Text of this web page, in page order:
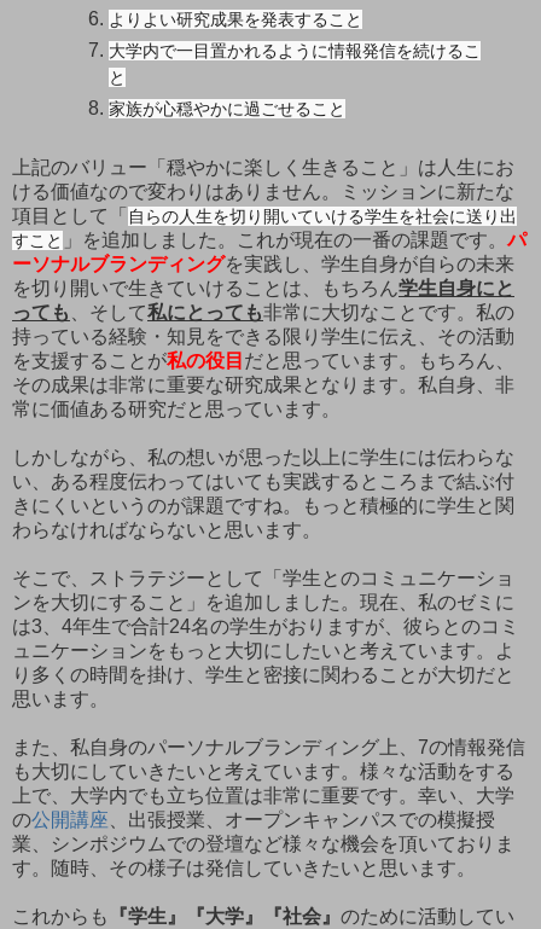
よりよい研究成果を発表すること
大学内で一目置かれるように情報発信を続けるこ
と
家族が心穏やかに過ごせること
上記のバリュー「穏やかに楽しく生きること」は人生にお
ける価値なので変わりはありません。ミッションに新たな
項目として「 自らの人生を切り開いていける学生を社会に送り出
すこと 」を追加しました。これが現在の一番の課題です。 パ
ーソナルブランディングを実践し、学生自身が自らの未来
を切り開いで生きていけることは、もちろん学生自身にと
っても
、そして私にとっても非常に大切なことです。私の
持っている経験・知見をできる限り学生に伝え、その活動
を支援することが私の役目 だと思っています。もちろん、
その成果は非常に重要な研究成果となります。私自身、非
常に価値ある研究だと思っています。
しかしながら、私の想いが思った以上に学生には伝わらな
い、ある程度伝わってはいても実践するところまで結ぶ付
きにくいというのが課題ですね。もっと積極的に学生と関
わらなければならないと思います。
そこで、ストラテジーとして「学生とのコミュニケーショ
ンを大切にすること」を追加しました。現在、私のゼミに
は3、4年生で合計24名の学生がおりますが、彼らとのコミ
ュニケーションをもっと大切にしたいと考えています。よ
り多くの時間を掛け、学生と密接に関わることが大切だと
思います。
また、私自身のパーソナルブランディング上、7の情報発信
も大切にしていきたいと考えています。様々な活動をする
上で、大学内でも立ち位置は非常に重要です。幸い、大学
の公開講座 、出張授業、オープンキャンパスでの模擬授
業、シンポジウムでの登壇など様々な機会を頂いておりま
す。随時、その様子は発信していきたいと思います。
これからも 『学生』『大学』『社会』 のために活動してい